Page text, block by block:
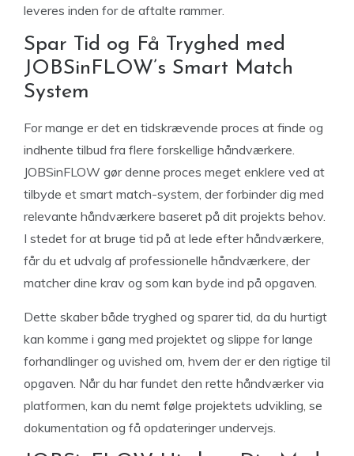
leveres inden for de aftalte rammer.
Spar Tid og Få Tryghed med
JOBSinFLOW’s Smart Match
System
For mange er det en tidskrævende proces at finde og
indhente tilbud fra flere forskellige håndværkere.
JOBSinFLOW gør denne proces meget enklere ved at
tilbyde et smart match-system, der forbinder dig med
relevante håndværkere baseret på dit projekts behov.
I stedet for at bruge tid på at lede efter håndværkere,
får du et udvalg af professionelle håndværkere, der
matcher dine krav og som kan byde ind på opgaven.
Dette skaber både tryghed og sparer tid, da du hurtigt
kan komme i gang med projektet og slippe for lange
forhandlinger og uvished om, hvem der er den rigtige til
opgaven. Når du har fundet den rette håndværker via
platformen, kan du nemt følge projektets udvikling, se
dokumentation og få opdateringer undervejs.